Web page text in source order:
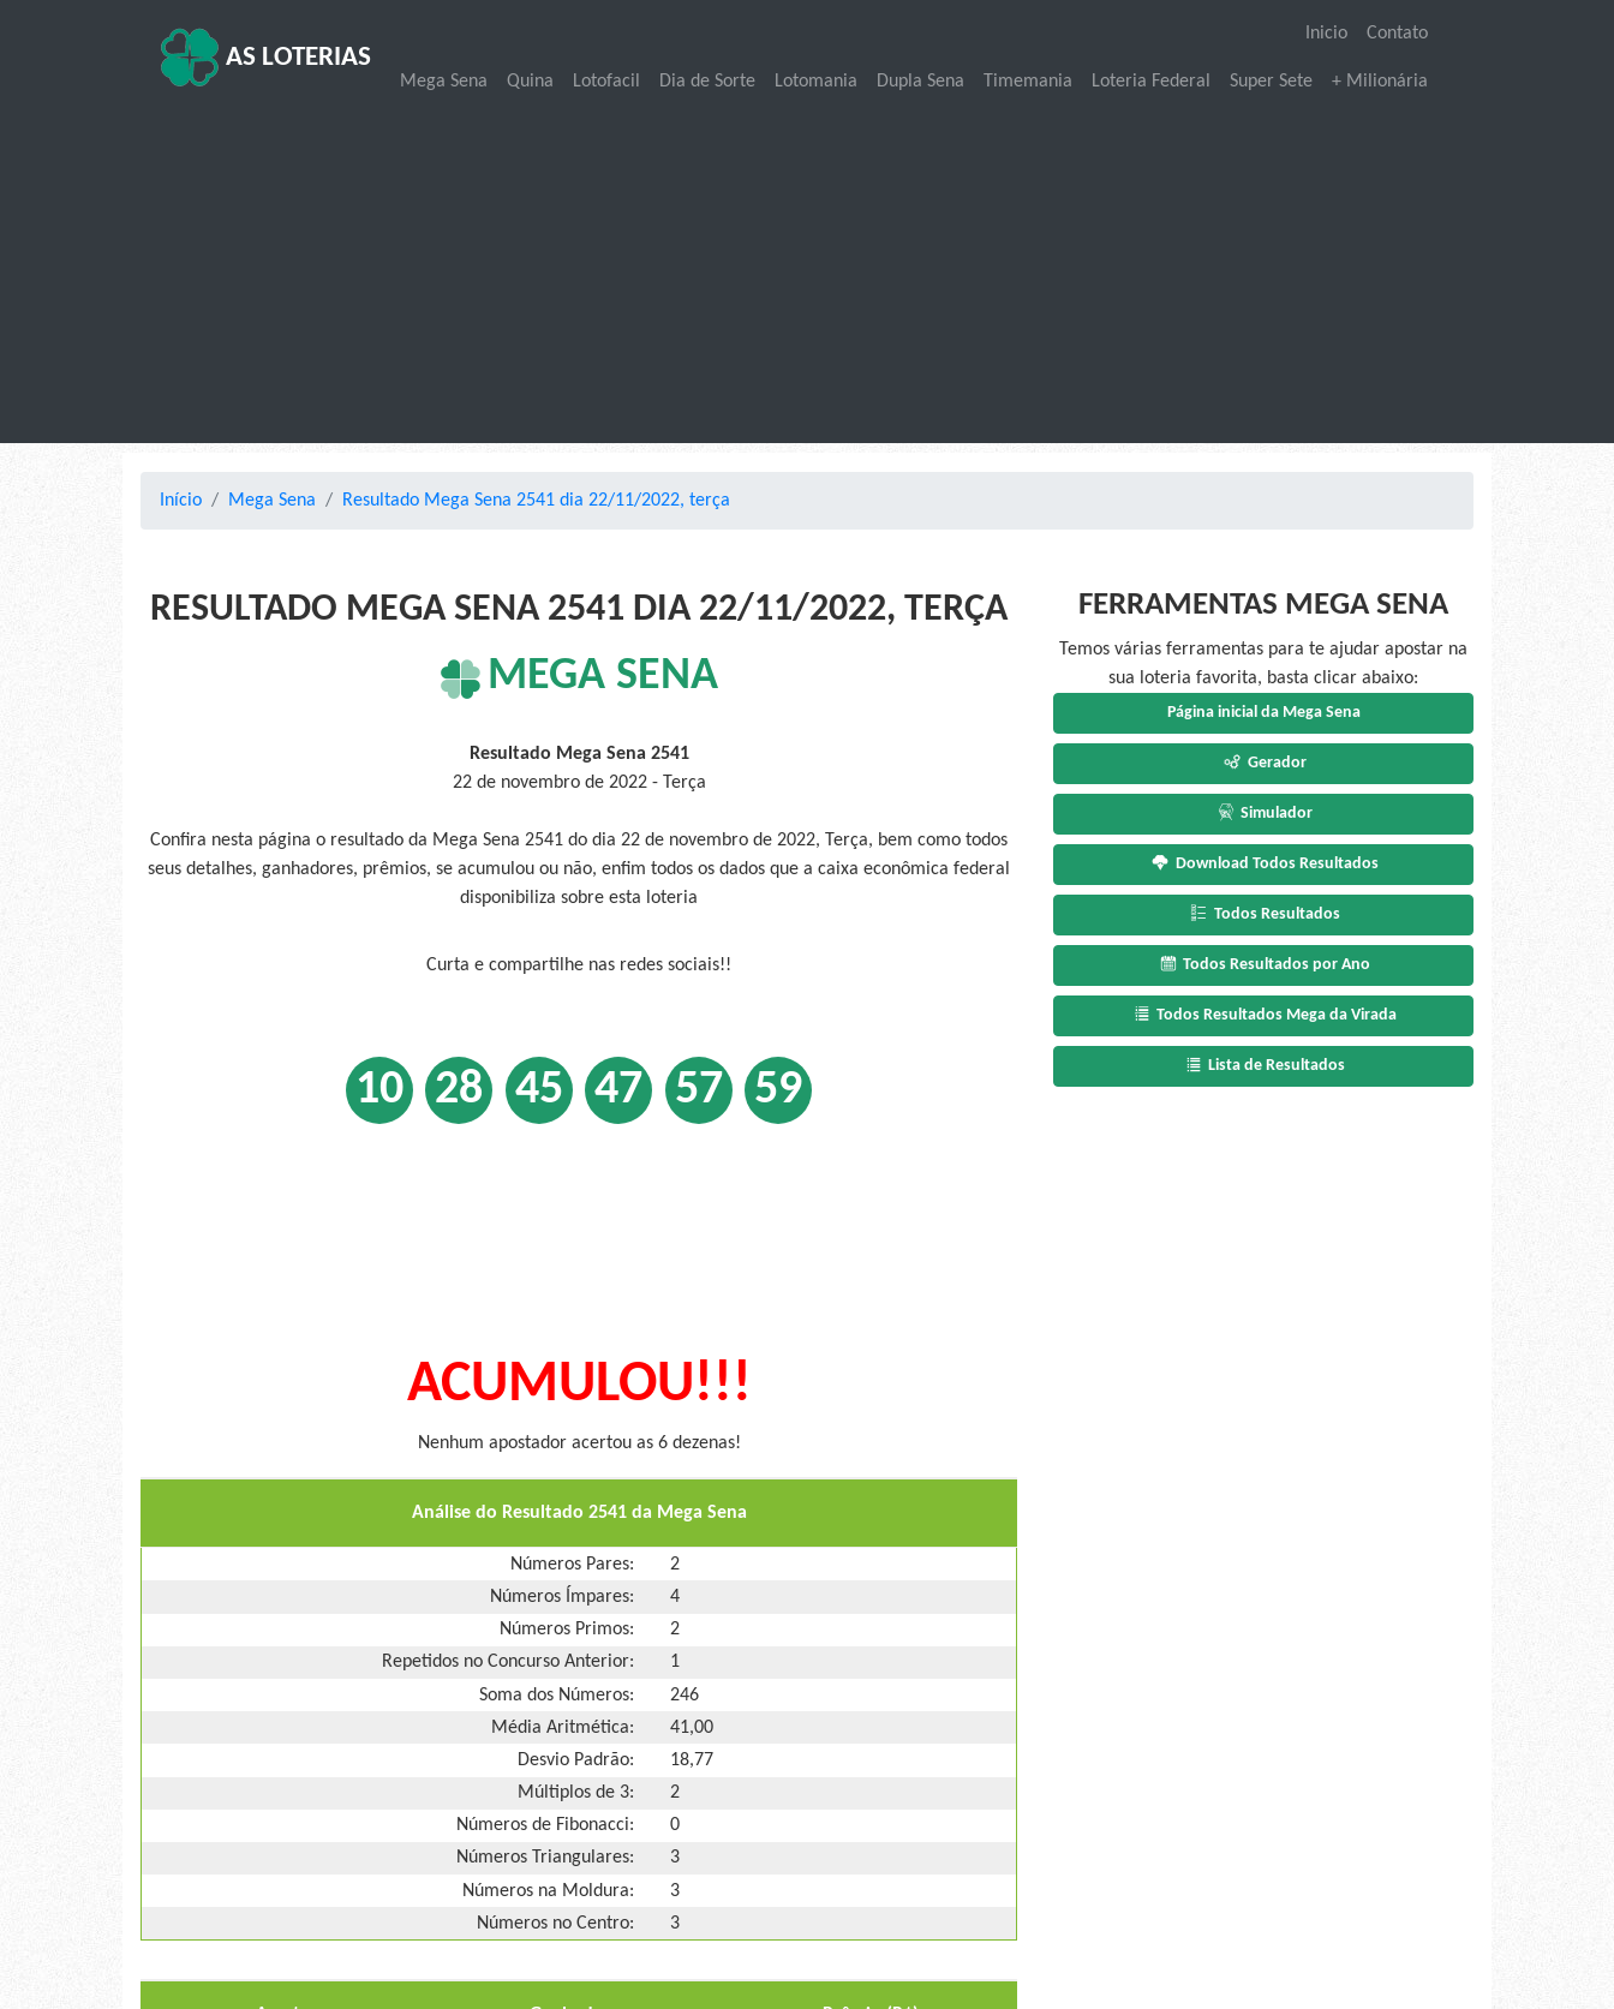
AS LOTERIAS
Inicio Contato
Mega Sena Quina Lotofacil Dia de Sorte Lotomania Dupla Sena Timemania Loteria Federal Super Sete + Milionária
Início Mega Sena Resultado Mega Sena 2541 dia 22/11/2022, terça
RESULTADO MEGA SENA 2541 DIA 22/11/2022, TERÇA
MEGA SENA
Resultado Mega Sena 2541
22 de novembro de 2022 - Terça
Confira nesta página o resultado da Mega Sena 2541 do dia 22 de novembro de 2022, Terça, bem como todos
seus detalhes, ganhadores, prêmios, se acumulou ou não, enfim todos os dados que a caixa econômica federal
disponibiliza sobre esta loteria
Curta e compartilhe nas redes sociais!!
10 28 45 47 57 59
ACUMULOU!!!
Nenhum apostador acertou as 6 dezenas!
Análise do Resultado 2541 da Mega Sena
Números Pares:
2
Números Ímpares:
4
Números Primos:
2
Repetidos no Concurso Anterior:
1
Soma dos Números:
246
Média Aritmética:
41,00
Desvio Padrão:
18,77
Múltiplos de 3:
2
Números de Fibonacci:
0
Números Triangulares:
3
Números na Moldura:
3
Números no Centro:
3
FERRAMENTAS MEGA SENA
Temos várias ferramentas para te ajudar apostar na
sua loteria favorita, basta clicar abaixo:
Página inicial da Mega Sena
Gerador
Simulador
Download Todos Resultados
Todos Resultados
Todos Resultados por Ano
Todos Resultados Mega da Virada
Lista de Resultados